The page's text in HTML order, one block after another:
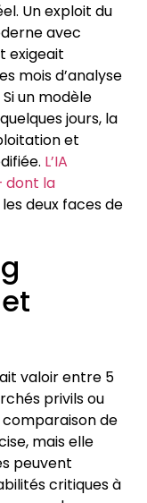
Un exploit du
avec
exigeait
mois d’analyse
un modèle
jours, la
et
L’IA
dont la
deux faces de
valoir entre 5
privils ou
comparaison de
mais elle
peuvent
critiques à